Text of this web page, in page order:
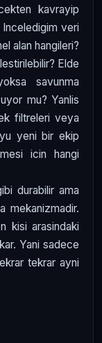
kavrayip
Inceledigim veri
alan hangileri?
Elde
savunma
mu? Yanlis
filtreleri veya
yeni bir ekip
icin hangi
durabilir ama
mekanizmadir.
kisi arasindaki
Yani sadece
tekrar ayni